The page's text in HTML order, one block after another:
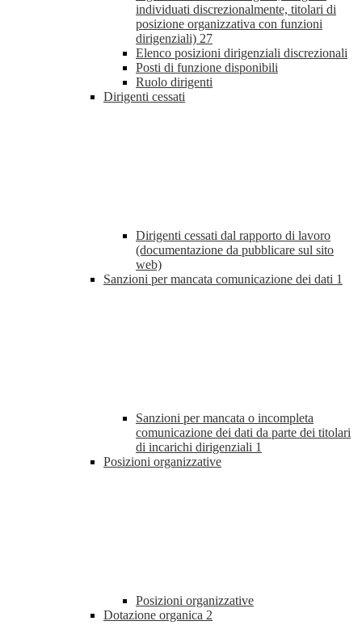
individuati discrezionalmente, titolari di
posizione organizzativa con funzioni
dirigenziali) 27
Elenco posizioni dirigenziali discrezionali
Posti di funzione disponibili
Ruolo dirigenti
Dirigenti cessati
Dirigenti cessati dal rapporto di lavoro
(documentazione da pubblicare sul sito
web)
Sanzioni per mancata comunicazione dei dati 1
Sanzioni per mancata o incompleta
comunicazione dei dati da parte dei titolari
di incarichi dirigenziali 1
Posizioni organizzative
Posizioni organizzative
Dotazione organica 2